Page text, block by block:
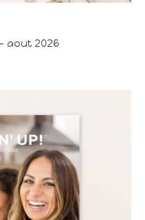
aout 2026